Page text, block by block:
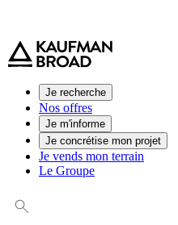
Je recherche
Nos offres
Je m'informe
Je concrétise mon projet
Je vends mon terrain
Le Groupe